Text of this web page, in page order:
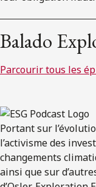
Balado
Parcourir tous les
Portant sur
l’activisme des
changements
ainsi que sur